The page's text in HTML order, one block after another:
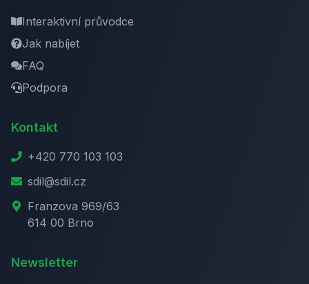
Interaktivní průvodce
Jak nabíjet
FAQ
Podpora
Kontakt
+420 770 103 103
sdil@sdil.cz
Franzova 969/63
614 00 Brno
Newsletter